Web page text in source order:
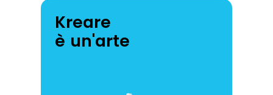
Kreare
è un'arte